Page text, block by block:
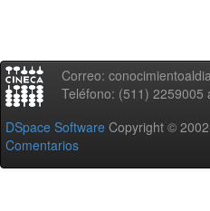
Correo:
Teléfono: (511) 2259005
DSpace Software Copyright ©
Comentarios